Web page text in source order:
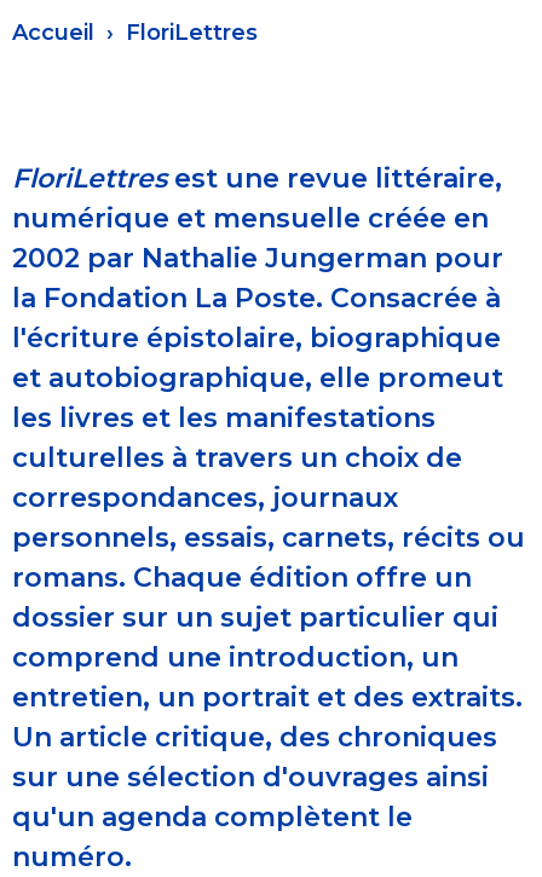
Fil
Accueil FloriLettres
FloriLettresest une revue littéraire,
numérique et mensuelle créée en
2002 par Nathalie Jungerman pour
la Fondation La Poste. Consacrée à
l'écriture épistolaire, biographique
et autobiographique, elle promeut
les livres et les manifestations
culturelles à travers un choix de
correspondances, journaux
personnels, essais, carnets, récits ou
romans. Chaque édition offre un
dossier sur un sujet particulier qui
comprend une introduction, un
entretien, un portrait et des extraits.
Un article critique, des chroniques
sur une sélection d'ouvrages ainsi
qu'un agenda complètent le
numéro.